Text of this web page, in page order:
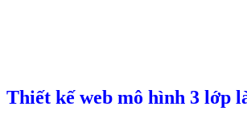
Thiết kế web mô hình 3 lớp